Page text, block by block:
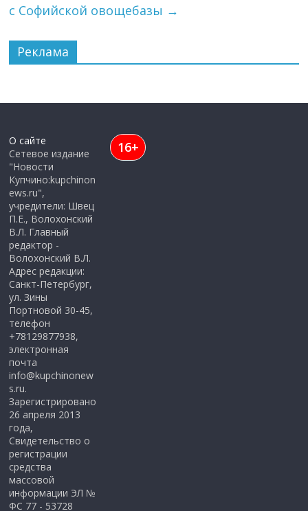
с Софийской овощебазы →
Реклама
О сайте
Сетевое издание
"Новости
Купчино:kupchinon
ews.ru",
учредители: Швец
П.Е., Волохонский
В.Л. Главный
редактор -
Волохонский В.Л.
Адрес редакции:
Санкт-Петербург,
ул. Зины
Портновой 30-45,
телефон
+78129877938,
электронная
почта
info@kupchinonew
s.ru.
Зарегистрировано
26 апреля 2013
года,
Свидетельство о
регистрации
средства
массовой
информации ЭЛ №
ФС 77 - 53728
16+